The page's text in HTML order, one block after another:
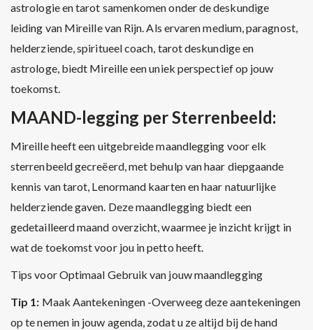
astrologie en tarot samenkomen onder de deskundige
leiding van Mireille van Rijn. Als ervaren medium, paragnost,
helderziende, spiritueel coach, tarot deskundige en
astrologe, biedt Mireille een uniek perspectief op jouw
toekomst.
MAAND-legging per Sterrenbeeld:
Mireille heeft een uitgebreide maandlegging voor elk
sterrenbeeld gecreëerd, met behulp van haar diepgaande
kennis van tarot, Lenormand kaarten en haar natuurlijke
helderziende gaven. Deze maandlegging biedt een
gedetailleerd maand overzicht, waarmee je inzicht krijgt in
wat de toekomst voor jou in petto heeft.
Tips voor Optimaal Gebruik van jouw maandlegging
Tip 1: Maak Aantekeningen -Overweeg deze aantekeningen
op te nemen in jouw agenda, zodat u ze altijd bij de hand